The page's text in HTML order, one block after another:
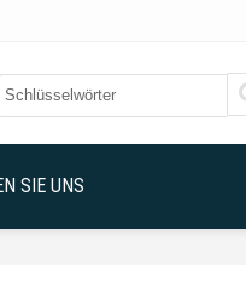
SIE UNS